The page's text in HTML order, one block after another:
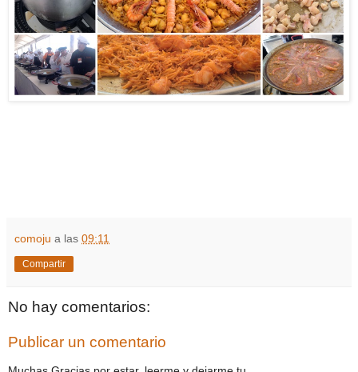
comoju a las 09:11
Compartir
No hay comentarios:
Publicar un comentario